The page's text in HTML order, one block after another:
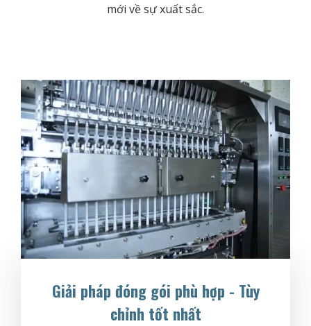
mới về sự xuất sắc.
Giải pháp đóng gói phù hợp - Tùy
chỉnh tốt nhất